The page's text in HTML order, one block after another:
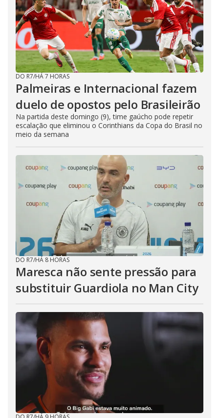
DO R7/HÁ 7 HORAS
Palmeiras e Internacional fazem
duelo de opostos pelo Brasileirão
Na partida deste domingo (9), time gaúcho pode repetir
escalação que eliminou o Corinthians da Copa do Brasil no
meio da semana
DO R7/HÁ 8 HORAS
Maresca não sente pressão para
substituir Guardiola no Man City